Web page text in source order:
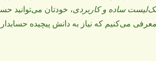
ساده و کاربردی، خودتان می‌توانید
می‌کنیم که نیاز به دانش پیچیده